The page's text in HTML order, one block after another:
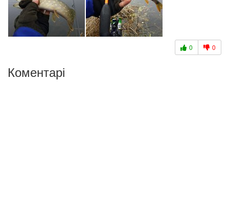
0 0
Коментарі